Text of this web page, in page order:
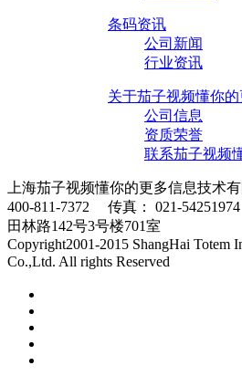
条码资讯
公司新闻
行业资讯
关于茄子视频懂你的
公司信息
资质荣誉
联系茄子视频
上海茄子视频懂你的更多信息技术有
400-811-7372 传真： 021-
田林路142号3号楼701室
Copyright2001-2015 ShangHai Totem
Co.,Ltd. All rights Reserved